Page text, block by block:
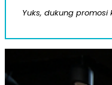
Yuks, dukung